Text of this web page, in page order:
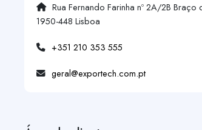
Rua Fernando Farinha nº 2A/2B Braço
1950-448 Lisboa
+351 210 353 555
geral@exportech.com.pt